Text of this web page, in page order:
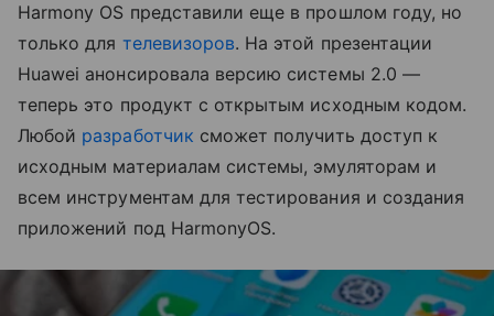
Harmony OS представили еще в прошлом году, но
только для телевизоров. На этой презентации
Huawei анонсировала версию системы 2.0 —
теперь это продукт с открытым исходным кодом.
Любой разработчик сможет получить доступ к
исходным материалам системы, эмуляторам и
всем инструментам для тестирования и создания
приложений под HarmonyOS.